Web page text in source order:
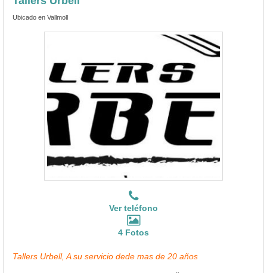
Ubicado en Vallmoll
Ver teléfono
4 Fotos
Tallers Urbell, A su servicio dede mas de 20 años